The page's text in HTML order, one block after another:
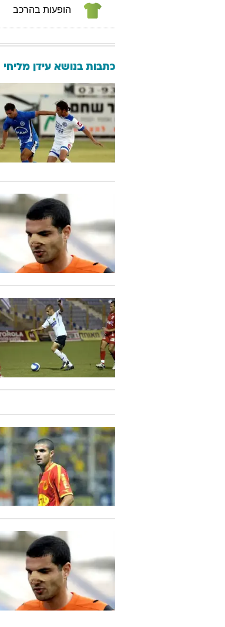
הופעות בהרכב
כתבות בנושא עידן מליחי